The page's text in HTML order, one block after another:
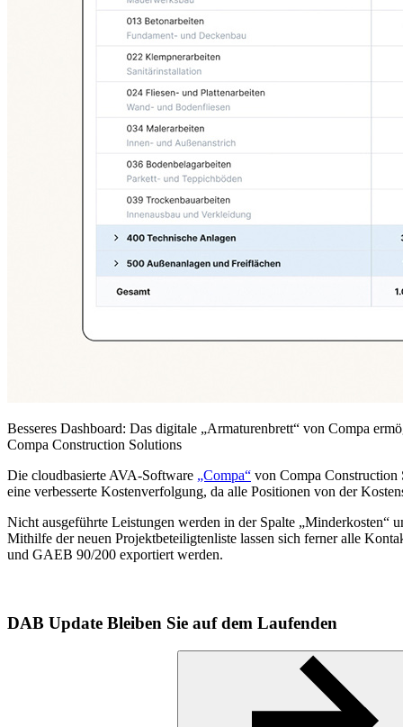
Besseres Dashboard: Das digitale „Armaturenbrett“ von Compa
Compa Construction Solutions
Die cloudbasierte AVA-Software „Compa“ von Compa Construction
eine verbesserte Kostenverfolgung, da alle Positionen von der
Nicht ausgeführte Leistungen werden in der Spalte „Minderkosten“
Mithilfe der neuen Projektbeteiligtenliste lassen sich ferner alle
und GAEB 90/200 exportiert werden.
DAB Update Bleiben Sie auf dem Laufenden